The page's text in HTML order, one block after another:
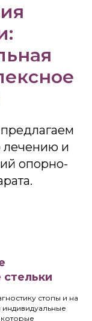
лечению и
опорно-
стопы и на
которые